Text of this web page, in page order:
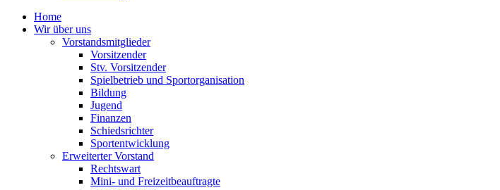
Home
Wir über uns
Vorstandsmitglieder
Vorsitzender
Stv. Vorsitzender
Spielbetrieb und Sportorganisation
Bildung
Jugend
Finanzen
Schiedsrichter
Sportentwicklung
Erweiterter Vorstand
Rechtswart
Mini- und Freizeitbeauftragte